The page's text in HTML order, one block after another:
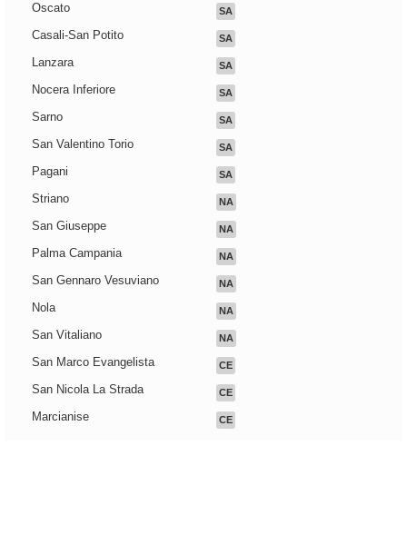
Oscato SA
Casali-San Potito SA
Lanzara SA
Nocera Inferiore SA
Sarno SA
San Valentino Torio SA
Pagani SA
Striano NA
San Giuseppe NA
Palma Campania NA
San Gennaro Vesuviano NA
Nola NA
San Vitaliano NA
San Marco Evangelista CE
San Nicola La Strada CE
Marcianise CE